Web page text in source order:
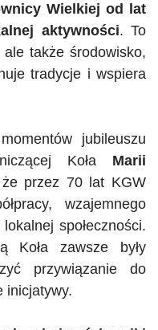
Wielkiej od lat
aktywności. To
także środowisko,
tradycje i wspiera
jubileuszu
Koła Marii
że przez 70 lat KGW
wzajemnego
społeczności.
Koła zawsze były
przywiązanie do
inicjatywy.